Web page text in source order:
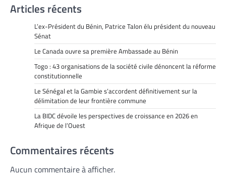
Articles récents
L’ex-Président du Bénin, Patrice Talon élu président du nouveau
Sénat
Le Canada ouvre sa première Ambassade au Bénin
Togo : 43 organisations de la société civile dénoncent la réforme
constitutionnelle
Le Sénégal et la Gambie s’accordent définitivement sur la
délimitation de leur frontière commune
La BIDC dévoile les perspectives de croissance en 2026 en
Afrique de l’Ouest
Commentaires récents
Aucun commentaire à afficher.